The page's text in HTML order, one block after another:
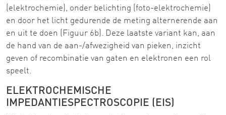
(elektrochemie), onder belichting (foto-elektrochemie)
en door het licht gedurende de meting alternerende aan
en uit te doen (Figuur 6b). Deze laatste variant kan, aan
de hand van de aan-/afwezigheid van pieken, inzicht
geven of recombinatie van gaten en elektronen een rol
speelt.
ELEKTROCHEMISCHE
IMPEDANTIESPECTROSCOPIE (EIS)